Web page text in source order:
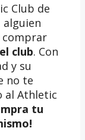
Club de
alguien
comprar
club. Con
y su
no te
al Athletic
tu